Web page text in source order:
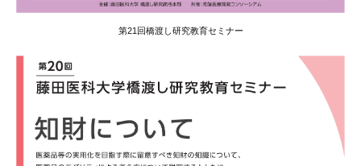
第21回橋渡し研究教育セミナー